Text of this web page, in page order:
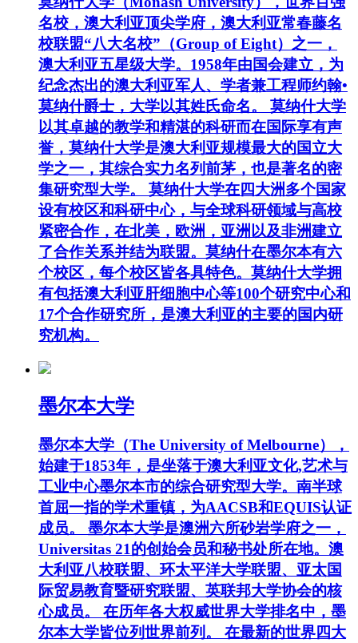
名校，澳大利亚顶尖学府，澳大利亚常春藤名
校联盟“八大名校”（Group of Eight）之一，
澳大利亚五星级大学。1958年由国会建立，为
纪念杰出的澳大利亚军人、学者兼工程师约翰•
莫纳什爵士，大学以其姓氏命名。 莫纳什大学
以其卓越的教学和精湛的科研而在国际享有声
誉，莫纳什大学是澳大利亚规模最大的国立大
学之一，其综合实力名列前茅，也是著名的密
集研究型大学。 莫纳什大学在四大洲多个国家
设有校区和科研中心，与全球科研领域与高校
紧密合作，在北美，欧洲，亚洲以及非洲建立
了合作关系并结为联盟。莫纳什在墨尔本有六
个校区，每个校区皆各具特色。莫纳什大学拥
有包括澳大利亚肝细胞中心等100个研究中心和
17个合作研究所，是澳大利亚的主要的国内研
究机构。
墨尔本大学
墨尔本大学（The University of Melbourne），
始建于1853年，是坐落于澳大利亚文化,艺术与
工业中心墨尔本市的综合研究型大学。南半球
首屈一指的学术重镇，为AACSB和EQUIS认证
成员。 墨尔本大学是澳洲六所砂岩学府之一，
Universitas 21的创始会员和秘书处所在地。澳
大利亚八校联盟、环太平洋大学联盟、亚太国
际贸易教育暨研究联盟、英联邦大学协会的核
心成员。 在历年各大权威世界大学排名中，墨
尔本大学皆位列世界前列。 在最新的世界四大